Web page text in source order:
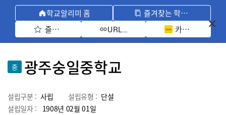
학교알리미 홈
즐겨찾는 학교 모아보기
즐겨찾기 선택
URL 복사 카카오톡 공유
중 광주숭일중학교
설립구분 : 사립 설립유형 : 단설
설립일자 :
1908년 02월 01일